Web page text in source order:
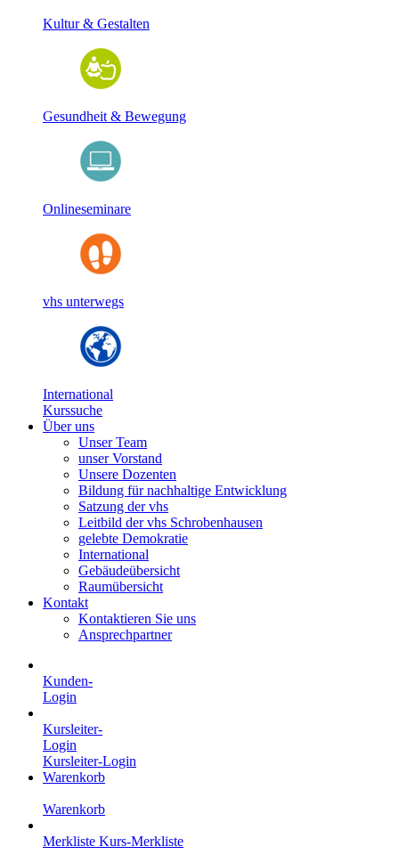
Kultur & Gestalten
Gesundheit & Bewegung
Onlineseminare
vhs unterwegs
International
Kurssuche
Über uns
Unser Team
unser Vorstand
Unsere Dozenten
Bildung für nachhaltige Entwicklung
Satzung der vhs
Leitbild der vhs Schrobenhausen
gelebte Demokratie
International
Gebäudeübersicht
Raumübersicht
Kontakt
Kontaktieren Sie uns
Ansprechpartner
Kunden-
Login
Kursleiter-
Login
Kursleiter-Login
Warenkorb
Warenkorb
Merkliste Kurs-Merkliste